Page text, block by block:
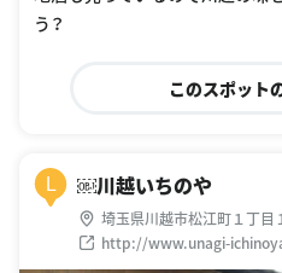
う？
このスポット
L ￼川越いちのや
埼玉県川越市松江町１丁目
http://www.unagi-